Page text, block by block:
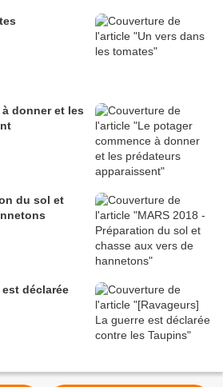
donner et les
du sol et
déclarée